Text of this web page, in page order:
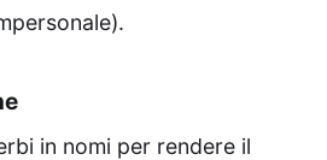
in nomi per rendere il